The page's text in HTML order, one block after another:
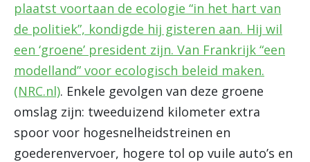
plaatst voortaan de ecologie “in het hart van
de politiek”, kondigde hij gisteren aan. Hij wil
een ‘groene’ president zijn. Van Frankrijk “een
modelland” voor ecologisch beleid maken.
(NRC.nl). Enkele gevolgen van deze groene
omslag zijn: tweeduizend kilometer extra
spoor voor hogesnelheidstreinen en
goederenvervoer, hogere tol op vuile auto’s en